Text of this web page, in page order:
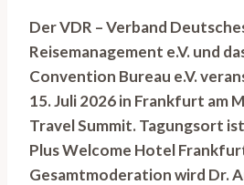
Der VDR – Verband
Reisemanagement e.V. und
Convention Bureau e.V.
15. Juli 2026 in Frankfurt am
Travel Summit. Tagungsort
Plus Welcome Hotel
Gesamtmoderation wird Dr.